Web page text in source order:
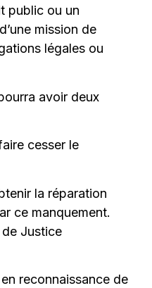
public ou un
mission de
légales ou
avoir deux
cesser le
la réparation
ce manquement.
Justice
reconnaissance de